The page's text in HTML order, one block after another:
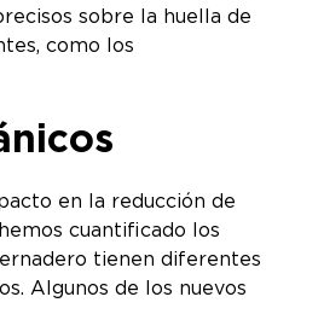
sobre la huella de
como los
en la reducción de
cuantificado los
tienen diferentes
Algunos de los nuevos